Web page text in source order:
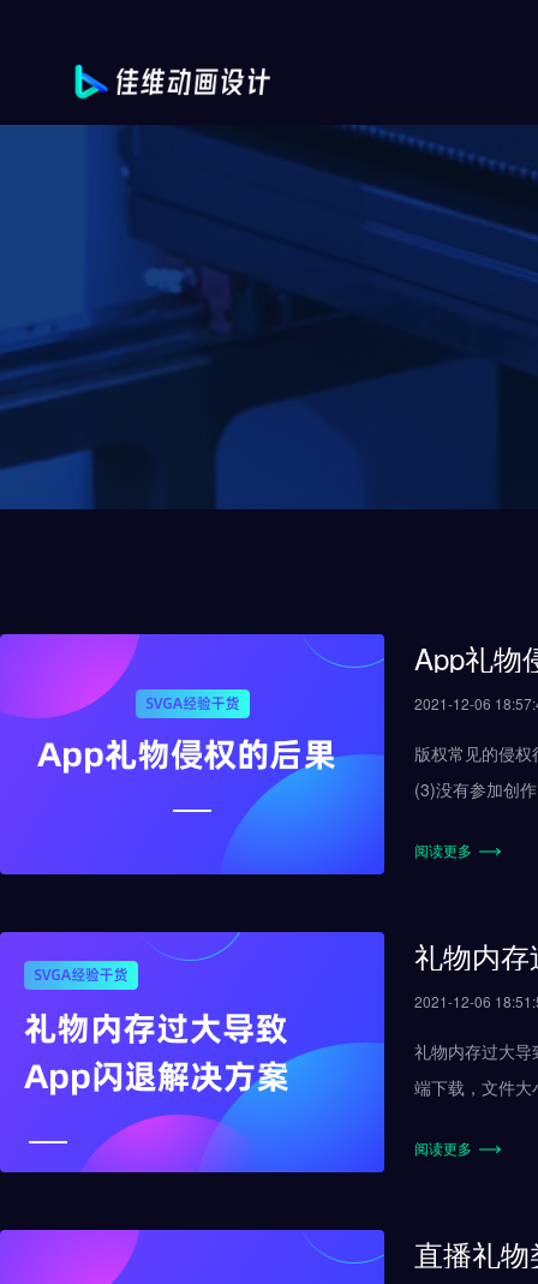
App礼物
2021-12-06
版权常见的侵权行为 (1)未经著作权人许可，发表其作品的; (2)未经合作作者许可，将与他人合作 创作的作
(3)没有参加创作，为谋取个人名利，
阅读更多
礼物内
2021-12-06
礼物内存过大导致app闪退解决方案 1. Svga文件的2个参数
端下载，文件大小过大会加载过慢
阅读更多
直播礼